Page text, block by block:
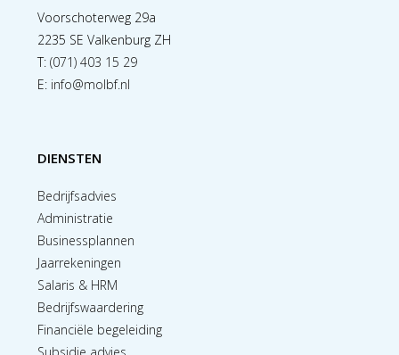
Voorschoterweg 29a
2235 SE Valkenburg ZH
T:(071) 403 15 29
E: info@molbf.nl
DIENSTEN
Bedrijfsadvies
Administratie
Businessplannen
Jaarrekeningen
Salaris & HRM
Bedrijfswaardering
Financiële begeleiding